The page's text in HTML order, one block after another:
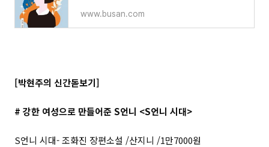
www.busan.com
[박현주의 신간돋보기]
# 강한 여성으로 만들어준 S언니 <S언니 시대>
S언니 시대- 조화진 장편소설 /산지니 /1만7000원